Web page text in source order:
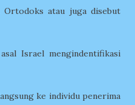
Ortodoks atau juga disebut
Israel mengindentifikasi
ke individu penerima